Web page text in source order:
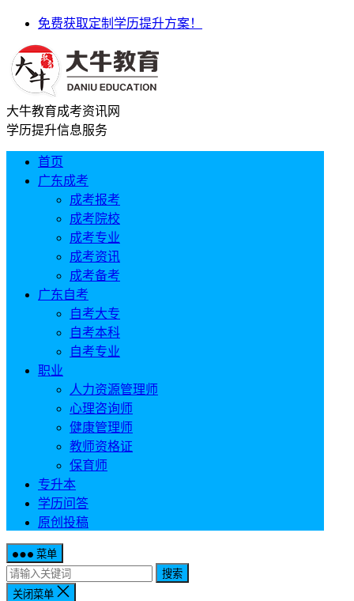
免费获取定制学历提升方案！
大牛教育成考资讯网
学历提升信息服务
首页
广东成考
成考报考
成考院校
成考专业
成考资讯
成考备考
广东自考
自考大专
自考本科
自考专业
职业
人力资源管理师
心理咨询师
健康管理师
教师资格证
保育师
专升本
学历问答
原创投稿
菜单
搜索
关闭菜单